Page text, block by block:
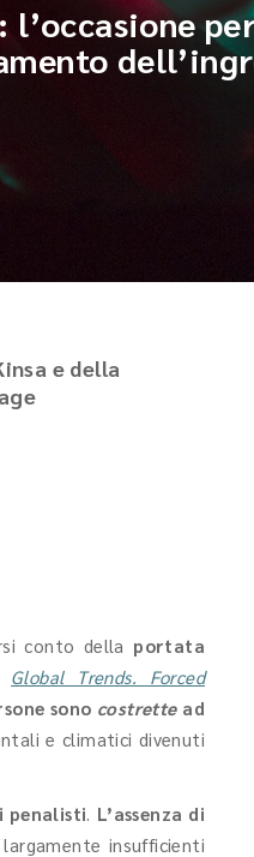
e della
conto della portata
Global Trends. Forced
sono costrettead
e climatici divenuti
penalisti. L’assenza di
insufficienti